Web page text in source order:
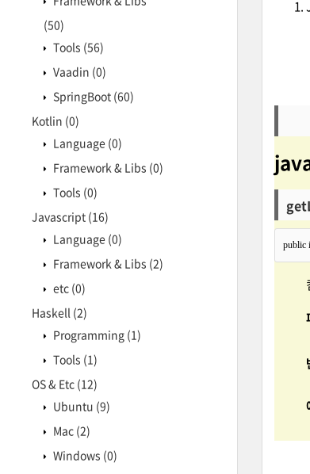
(50)
Tools (56)
Vaadin (0)
SpringBoot (60)
Kotlin (0)
Language (0)
Framework & Libs (0)
Tools (0)
Javascript (16)
Language (0)
Framework & Libs (2)
etc (0)
Haskell (2)
Programming (1)
Tools (1)
OS & Etc (12)
Ubuntu (9)
Mac (2)
Windows (0)
public